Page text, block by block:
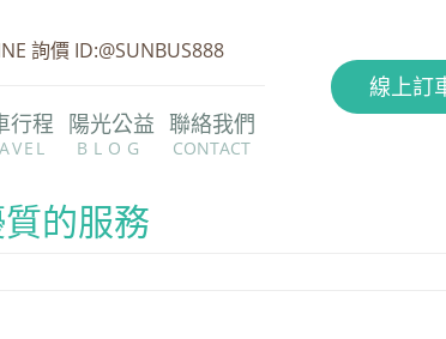
詢價 ID:@SUNBUS888
行程
1
陽光公益
BLOG
聯絡我們
CONTACT
線上訂
的服務